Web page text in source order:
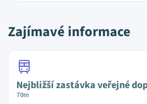
Zajímavé informace
Nejbližší zastávka veřejné
70m